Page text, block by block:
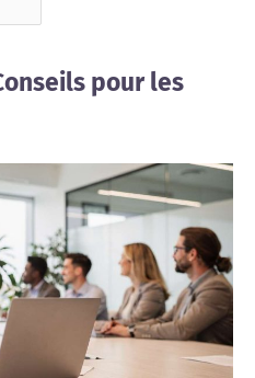
pour les